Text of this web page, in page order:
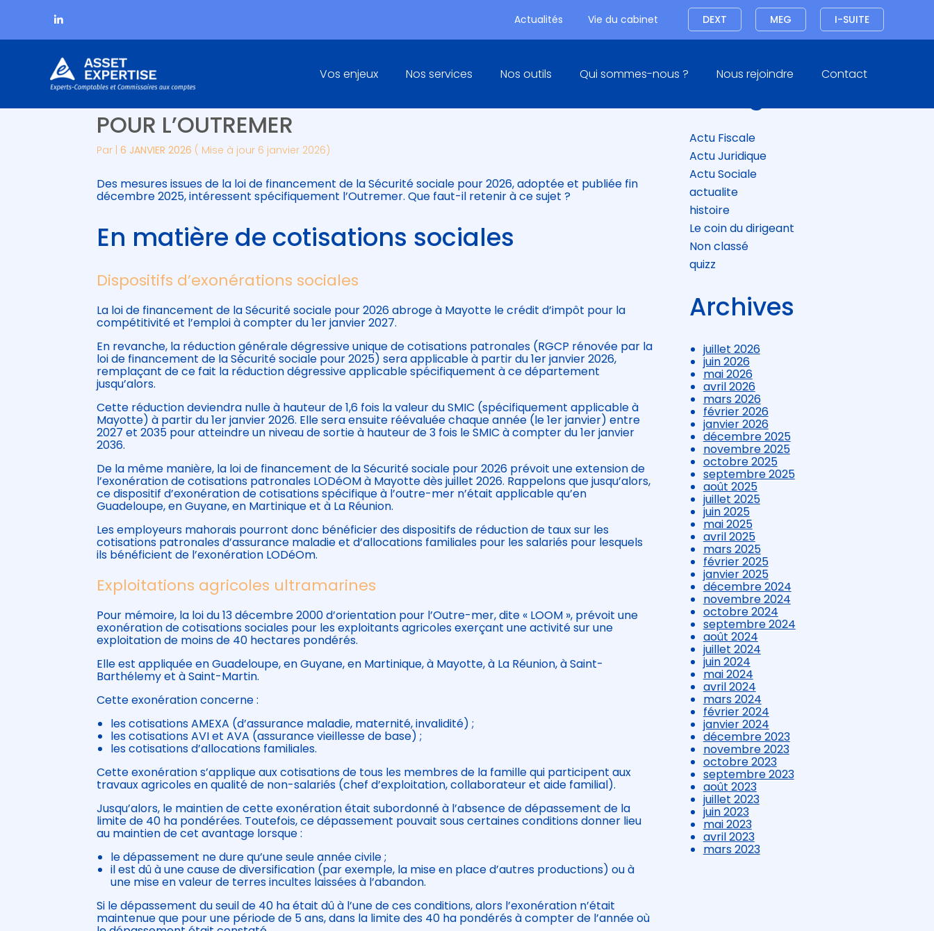
Actualités Vie du cabinet Connexion I-SUITE
MEG
DEXT
Aller
au
Principal
Vos enjeux Nos services Nos outils Qui sommes-nous ? Nous rejoindre Contact
LES PRINCIPALES NOUVEAUTÉS SOCIALES EN 2026
POUR L’OUTREMER
Par |6 JANVIER 2026 ( Mise à jour 6 janvier 2026)
Des mesures issues de la loi de financement de la Sécurité sociale pour 2026, adoptée et publiée fin
décembre 2025, intéressent spécifiquement l’Outremer. Que faut-il retenir à ce sujet ?
En matière de cotisations sociales
Dispositifs d’exonérations sociales
La loi de financement de la Sécurité sociale pour 2026 abroge à Mayotte le crédit d’impôt pour la
compétitivité et l’emploi à compter du 1er janvier 2027.
En revanche, la réduction générale dégressive unique de cotisations patronales (RGCP rénovée par la
loi de financement de la Sécurité sociale pour 2025) sera applicable à partir du 1er janvier 2026,
remplaçant de ce fait la réduction dégressive applicable spécifiquement à ce département
jusqu’alors.
Cette réduction deviendra nulle à hauteur de 1,6 fois la valeur du SMIC (spécifiquement applicable à
Mayotte) à partir du 1er janvier 2026. Elle sera ensuite réévaluée chaque année (le 1er janvier) entre
2027 et 2035 pour atteindre un niveau de sortie à hauteur de 3 fois le SMIC à compter du 1er janvier
2036.
De la même manière, la loi de financement de la Sécurité sociale pour 2026 prévoit une extension de
l’exonération de cotisations patronales LODéOM à Mayotte dès juillet 2026. Rappelons que jusqu’alors,
ce dispositif d’exonération de cotisations spécifique à l’outre-mer n’était applicable qu’en
Guadeloupe, en Guyane, en Martinique et à La Réunion.
Les employeurs mahorais pourront donc bénéficier des dispositifs de réduction de taux sur les
cotisations patronales d’assurance maladie et d’allocations familiales pour les salariés pour lesquels
ils bénéficient de l’exonération LODéOm.
Exploitations agricoles ultramarines
Pour mémoire, la loi du 13 décembre 2000 d’orientation pour l’Outre-mer, dite « LOOM », prévoit une
exonération de cotisations sociales pour les exploitants agricoles exerçant une activité sur une
exploitation de moins de 40 hectares pondérés.
Elle est appliquée en Guadeloupe, en Guyane, en Martinique, à Mayotte, à La Réunion, à Saint-
Barthélemy et à Saint-Martin.
Cette exonération concerne :
les cotisations AMEXA (d’assurance maladie, maternité, invalidité) ;
les cotisations AVI et AVA (assurance vieillesse de base) ;
les cotisations d’allocations familiales.
Cette exonération s’applique aux cotisations de tous les membres de la famille qui participent aux
travaux agricoles en qualité de non-salariés (chef d’exploitation, collaborateur et aide familial).
Jusqu’alors, le maintien de cette exonération était subordonné à l’absence de dépassement de la
limite de 40 ha pondérées. Toutefois, ce dépassement pouvait sous certaines conditions donner lieu
au maintien de cet avantage lorsque :
le dépassement ne dure qu’une seule année civile ;
il est dû à une cause de diversification (par exemple, la mise en place d’autres productions) ou à
une mise en valeur de terres incultes laissées à l’abandon.
Si le dépassement du seuil de 40 ha était dû à l’une de ces conditions, alors l’exonération n’était
maintenue que pour une période de 5 ans, dans la limite des 40 ha pondérés à compter de l’année où
Blog
Actu Fiscale
Actu Juridique
Actu Sociale
actualite
histoire
Le coin du dirigeant
Non classé
quizz
Archives
juillet 2026
juin 2026
mai 2026
avril 2026
mars 2026
février 2026
janvier 2026
décembre 2025
novembre 2025
octobre 2025
septembre 2025
août 2025
juillet 2025
juin 2025
mai 2025
avril 2025
mars 2025
février 2025
janvier 2025
décembre 2024
novembre 2024
octobre 2024
septembre 2024
août 2024
juillet 2024
juin 2024
mai 2024
avril 2024
mars 2024
février 2024
janvier 2024
décembre 2023
novembre 2023
octobre 2023
septembre 2023
août 2023
juillet 2023
juin 2023
mai 2023
avril 2023
mars 2023